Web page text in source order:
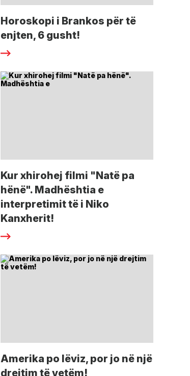
Horoskopi i Brankos për të
enjten, 6 gusht!
Kur xhirohej filmi "Natë pa
hënë". Madhështia e
interpretimit të i Niko
Kanxherit!
Amerika po lëviz, por jo në një
drejtim të vetëm!